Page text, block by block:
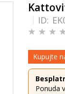
ID:
Kupujte
Ponuda